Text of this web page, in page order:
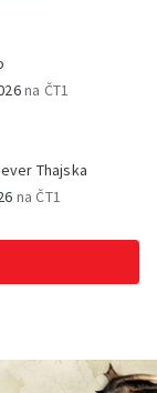
na ČT1
Thajska
na ČT1